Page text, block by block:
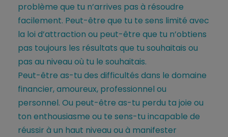
problème que tu n’arrives pas à résoudre
facilement. Peut-être que tu te sens limité avec
la loi d’attraction ou peut-être que tu n’obtiens
pas toujours les résultats que tu souhaitais ou
pas au niveau où tu le souhaitais.
Peut-être as-tu des difficultés dans le domaine
financier, amoureux, professionnel ou
personnel. Ou peut-être as-tu perdu ta joie ou
ton enthousiasme ou te sens-tu incapable de
réussir à un haut niveau ou à manifester